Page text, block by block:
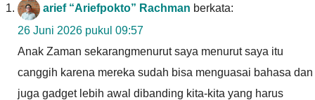
arief “Ariefpokto” Rachman berkata:
26 Juni 2026 pukul 09:57
Anak Zaman sekarangmenurut saya menurut saya itu
canggih karena mereka sudah bisa menguasai bahasa dan
juga gadget lebih awal dibanding kita-kita yang harus